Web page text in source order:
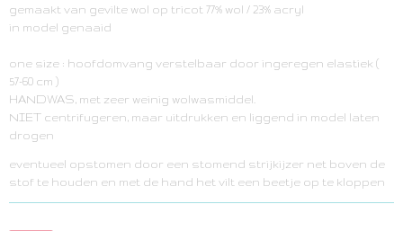
gemaakt van gevilte wol op tricot 77% wol / 23% acryl
in model genaaid
one size : hoofdomvang verstelbaar door ingeregen elastiek (
57-60 cm )
HANDWAS, met zeer weinig wolwasmiddel.
NIET centrifugeren, maar uitdrukken en liggend in model laten
drogen
eventueel opstomen door een stomend strijkijzer net boven de
stof te houden en met de hand het vilt een beetje op te kloppen